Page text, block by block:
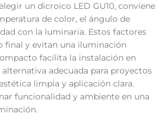
un dicroico LED GU10, conviene
de color, el ángulo de
con la luminaria. Estos factores
final y evitan una iluminación
facilita la instalación en
adecuada para proyectos
limpia y aplicación clara.
funcionalidad y ambiente en una